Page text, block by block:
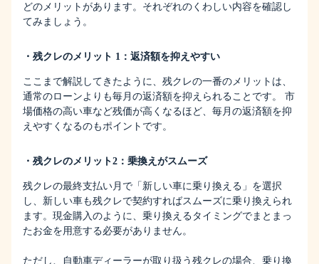
どのメリットがあります。それぞれのくわしい内容を確認し
てみましょう。
・残クレのメリット 1：返済額を抑えやすい
ここまで解説してきたように、残クレの一番のメリットは、
通常のローンよりも毎月の返済額を抑えられることです。 市
場価格の高い車など残価が高くなるほど、毎月の返済額を抑
えやすくなるのもポイントです。
・残クレのメリット2：乗換えがスムーズ
残クレの最終支払い月で「新しい車に乗り換える」を選択
し、新しい車も残クレで契約すればスムーズに乗り換えられ
ます。現金購入のように、乗り換えるタイミングでまとまっ
たお金を用意する必要がありません。
ただし、自動車ディーラーが取り扱う残クレの場合、乗り換